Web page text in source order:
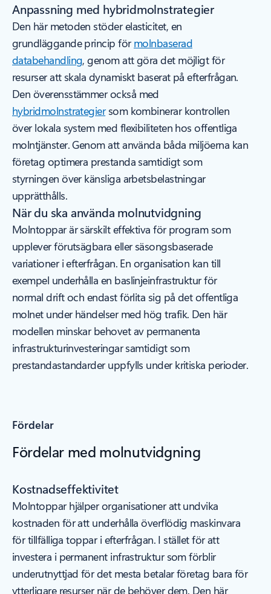
Anpassning med hybridmolnstrategier
Den här metoden stöder elasticitet, en
grundläggande princip förmolnbaserad
databehandling, genom att göra det möjligt för
resurser att skala dynamiskt baserat på efterfrågan.
Den överensstämmer också med
hybridmolnstrategiersom kombinerar kontrollen
över lokala system med flexibiliteten hos offentliga
molntjänster. Genom att använda båda miljöerna kan
företag optimera prestanda samtidigt som
styrningen över känsliga arbetsbelastningar
upprätthålls.
När du ska använda molnutvidgning
Molntoppar är särskilt effektiva för program som
upplever förutsägbara eller säsongsbaserade
variationer i efterfrågan. En organisation kan till
exempel underhålla en baslinjeinfrastruktur för
normal drift och endast förlita sig på det offentliga
molnet under händelser med hög trafik. Den här
modellen minskar behovet av permanenta
infrastrukturinvesteringar samtidigt som
prestandastandarder uppfylls under kritiska perioder.
Fördelar
Fördelar med molnutvidgning
Kostnadseffektivitet
Molntoppar hjälper organisationer att undvika
kostnaden för att underhålla överflödig maskinvara
för tillfälliga toppar i efterfrågan. I stället för att
investera i permanent infrastruktur som förblir
underutnyttjad för det mesta betalar företag bara för
ytterligare resurser när de behöver dem. Den här